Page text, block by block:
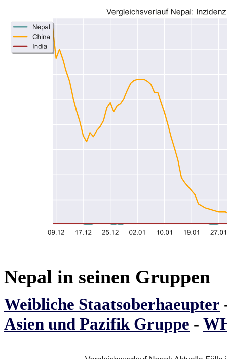
Nepal in seinen Gruppen
Weibliche Staatsoberhaeupter
Asien und Pazifik Gruppe -